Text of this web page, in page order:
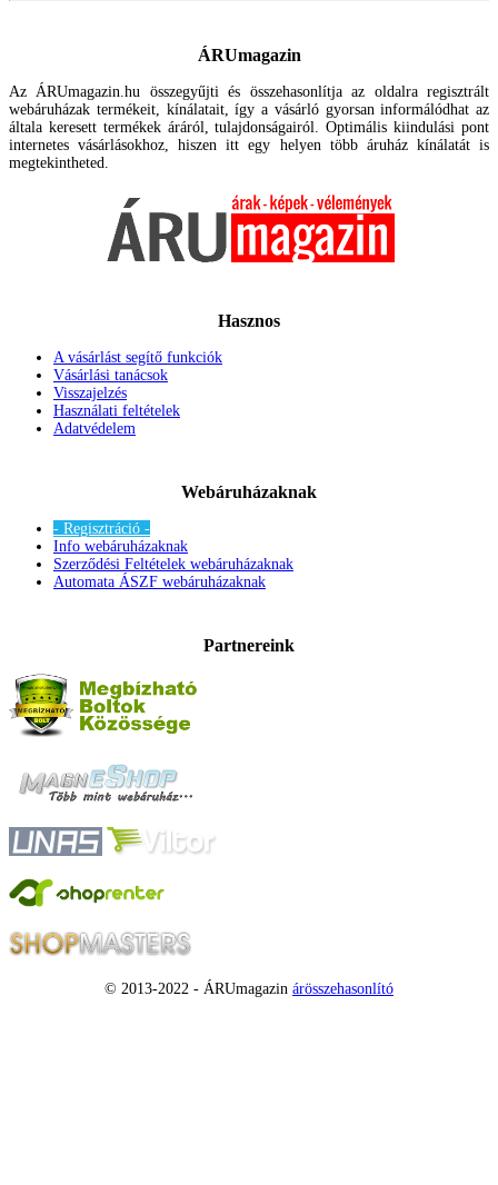
ÁRUmagazin
Az ÁRUmagazin.hu összegyűjti és összehasonlítja az oldalra regisztrált
webáruházak termékeit, kínálatait, így a vásárló gyorsan informálódhat az
általa keresett termékek áráról, tulajdonságairól. Optimális kiindulási pont
internetes vásárlásokhoz, hiszen itt egy helyen több áruház kínálatát is
megtekintheted.
Hasznos
A vásárlást segítő funkciók
Vásárlási tanácsok
Visszajelzés
Használati feltételek
Adatvédelem
Webáruházaknak
- Regisztráció -
Info webáruházaknak
Szerződési Feltételek webáruházaknak
Automata ÁSZF webáruházaknak
Partnereink
© 2013-2022 - ÁRUmagazin árösszehasonlító